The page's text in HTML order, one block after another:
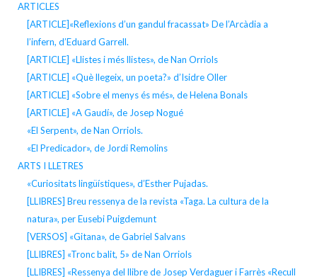
ARTICLES
[ARTICLE]«Reflexions d’un gandul fracassat» De l’Arcàdia a
l’infern, d’Eduard Garrell.
[ARTICLE] «Llistes i més llistes», de Nan Orriols
[ARTICLE] «Què llegeix, un poeta?» d’Isidre Oller
[ARTICLE] «Sobre el menys és més», de Helena Bonals
[ARTICLE] «A Gaudí», de Josep Nogué
«El Serpent», de Nan Orriols.
«El Predicador», de Jordi Remolins
ARTS I LLETRES
«Curiositats lingüístiques», d’Esther Pujadas.
[LLIBRES] Breu ressenya de la revista «Taga. La cultura de la
natura», per Eusebi Puigdemunt
[VERSOS] «Gitana», de Gabriel Salvans
[LLIBRES] «Tronc balit, 5» de Nan Orriols
[LLIBRES] «Ressenya del llibre de Josep Verdaguer i Farrès «Recull